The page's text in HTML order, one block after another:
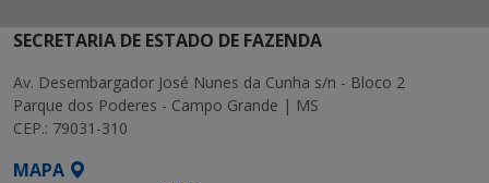
SECRETARIA DE ESTADO DE FAZENDA
Av. Desembargador José Nunes da Cunha s/n - Bloco 2
Parque dos Poderes - Campo Grande | MS
CEP.: 79031-310
MAPA